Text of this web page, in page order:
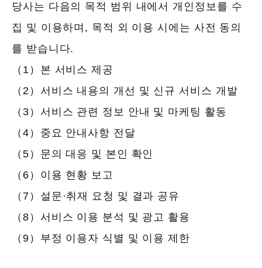
당사는 다음의 목적 범위 내에서 개인정보를 수
집 및 이용하며, 목적 외 이용 시에는 사전 동의
를 받습니다.
（1）본 서비스 제공
（2）서비스 내용의 개선 및 신규 서비스 개발
（3）서비스 관련 정보 안내 및 마케팅 활동
（4）중요 안내사항 전달
（5）문의 대응 및 본인 확인
（6）이용 현황 보고
（7）설문·취재 요청 및 결과 공유
（8）서비스 이용 분석 및 광고 활용
（9）부정 이용자 식별 및 이용 제한